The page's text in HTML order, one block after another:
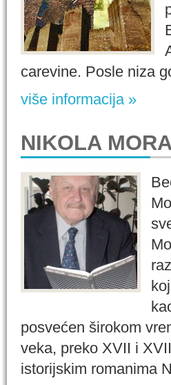
carevine. Posle niza
više informacija »
NIKOLA
posvećen širokom
veka, preko XVII i
istorijskim romanima